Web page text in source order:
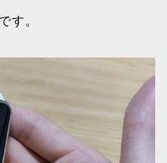
す。